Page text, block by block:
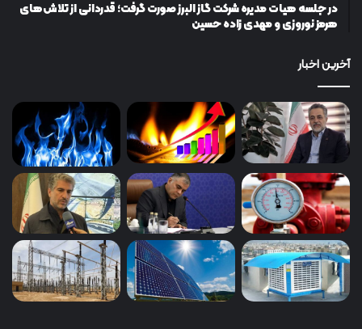
در جلسه هیات مدیره شرکت گاز البرز صورت گرفت؛ قدردانی از تلاش‌های
هرمز نوروزی و مهدی زاده حسین
آخرین اخبار